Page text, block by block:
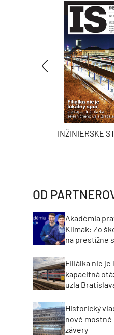
INŽINIERSKE
OD
Akadémia
Klimak: Zo
na prestížne
Filiálka nie je
kapacitná
uzla
Historický
nové mostné
závery